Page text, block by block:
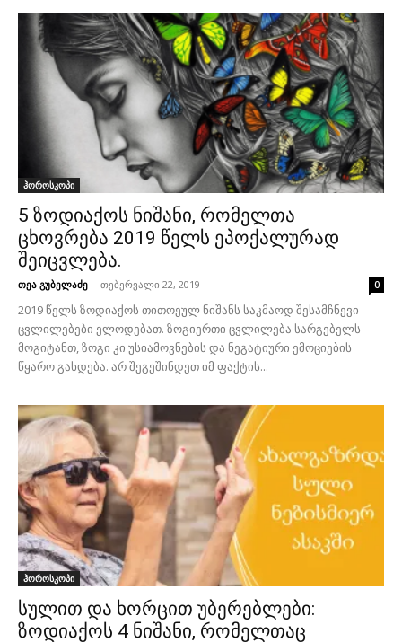
ჰოროსკოპი
5 ზოდიაქოს ნიშანი, რომელთა
ცხოვრება 2019 წელს ეპოქალურად
შეიცვლება.
თეა გუბელაძე - თებერვალი 22, 2019 0
2019 წელს ზოდიაქოს თითოეულ ნიშანს საკმაოდ შესამჩნევი
ცვლილებები ელოდებათ. ზოგიერთი ცვლილება სარგებელს
მოგიტანთ, ზოგი კი უსიამოვნების და ნეგატიური ემოციების
წყარო გახდება. არ შეგეშინდეთ იმ ფაქტის...
ჰოროსკოპი
სულით და ხორცით უბერებლები:
ზოდიაქოს 4 ნიშანი, რომელთაც